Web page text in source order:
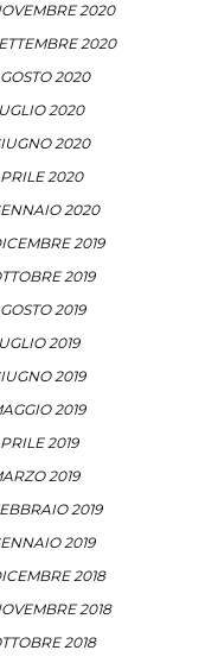
2020
2020
2020
2020
2020
2020
2020
2019
2019
2019
2019
2019
2019
2019
2019
2019
2019
2018
2018
2018